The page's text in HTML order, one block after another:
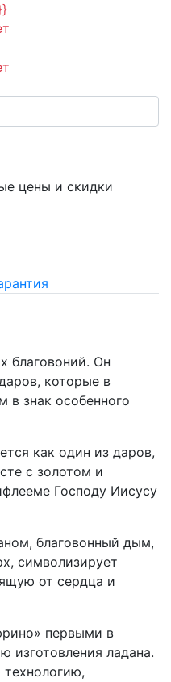
цены и скидки
благовоний. Он
которые в
в знак особенного
как один из даров,
с золотом и
Господу Иисусу
благовонный дым,
символизирует
от сердца и
первыми в
изготовления ладана.